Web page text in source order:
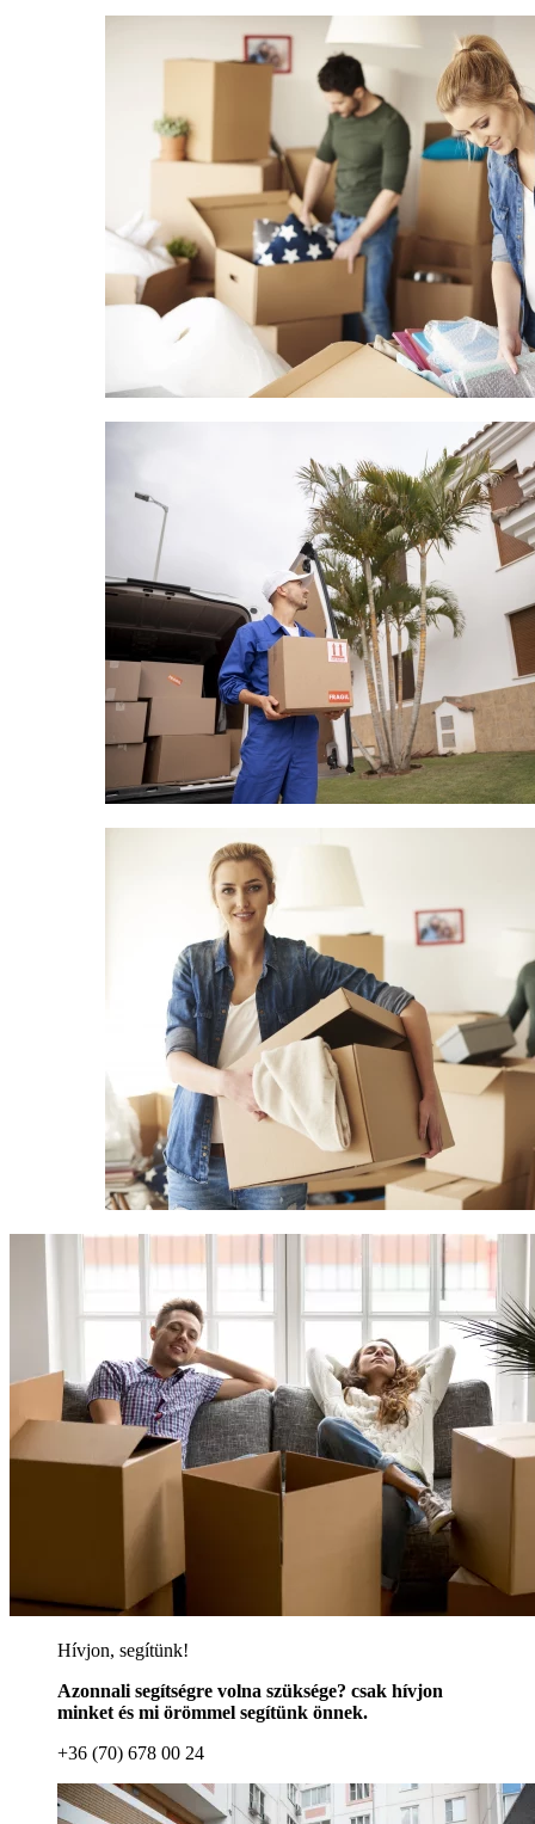
Hívjon, segítünk!
Azonnali segítségre volna szüksége? csak hívjon
minket és mi örömmel segítünk önnek.
+36 (70) 678 00 24